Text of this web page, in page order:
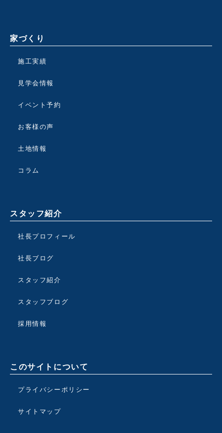
家づくり
施工実績
見学会情報
イベント予約
お客様の声
土地情報
コラム
スタッフ紹介
社長プロフィール
社長ブログ
スタッフ紹介
スタッフブログ
採用情報
このサイトについて
プライバシーポリシー
サイトマップ